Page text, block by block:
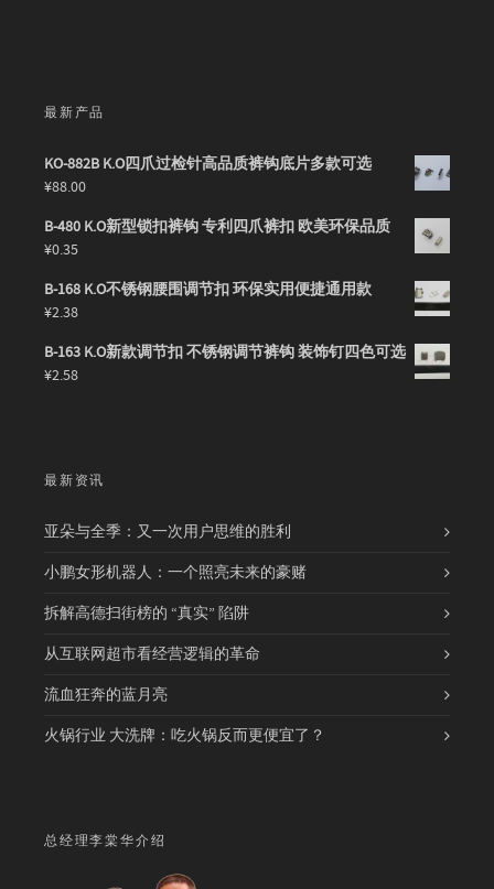
最新产品
KO-882B K.O四爪过检针高品质裤钩底片多款可选
¥88.00
B-480 K.O新型锁扣裤钩 专利四爪裤扣 欧美环保品质
¥0.35
B-168 K.O不锈钢腰围调节扣 环保实用便捷通用款
¥2.38
B-163 K.O新款调节扣 不锈钢调节裤钩 装饰钉四色可选
¥2.58
最新资讯
亚朵与全季：又一次用户思维的胜利
小鹏女形机器人：一个照亮未来的豪赌
拆解高德扫街榜的 “真实” 陷阱
从互联网超市看经营逻辑的革命
流血狂奔的蓝月亮
火锅行业 大洗牌：吃火锅反而更便宜了？
总经理李棠华介绍